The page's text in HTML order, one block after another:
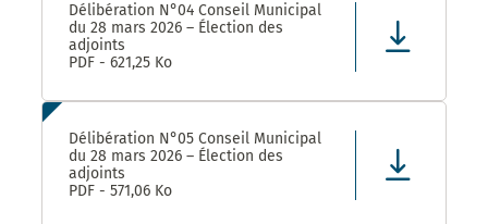
Délibération N°04 Conseil Municipal
du 28 mars 2026 – Élection des
adjoints
PDF - 621,25 Ko
Délibération N°05 Conseil Municipal
du 28 mars 2026 – Élection des
adjoints
PDF - 571,06 Ko